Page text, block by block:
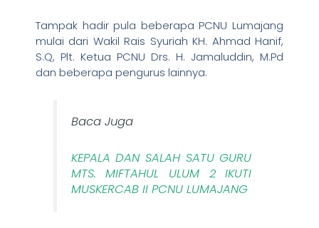
Tampak hadir pula beberapa PCNU Lumajang
mulai dari Wakil Rais Syuriah KH. Ahmad Hanif,
S.Q, Plt. Ketua PCNU Drs. H. Jamaluddin, M.Pd
dan beberapa pengurus lainnya.
Baca Juga
KEPALA DAN SALAH SATU GURU
MTS. MIFTAHUL ULUM 2 IKUTI
MUSKERCAB II PCNU LUMAJANG